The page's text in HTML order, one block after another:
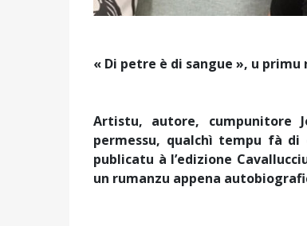
« Di petre è di sangue », u primu
Artistu, autore, cumpunitore
permessu, qualchì tempu fà
publicatu à l’edizione
un rumanzu appena